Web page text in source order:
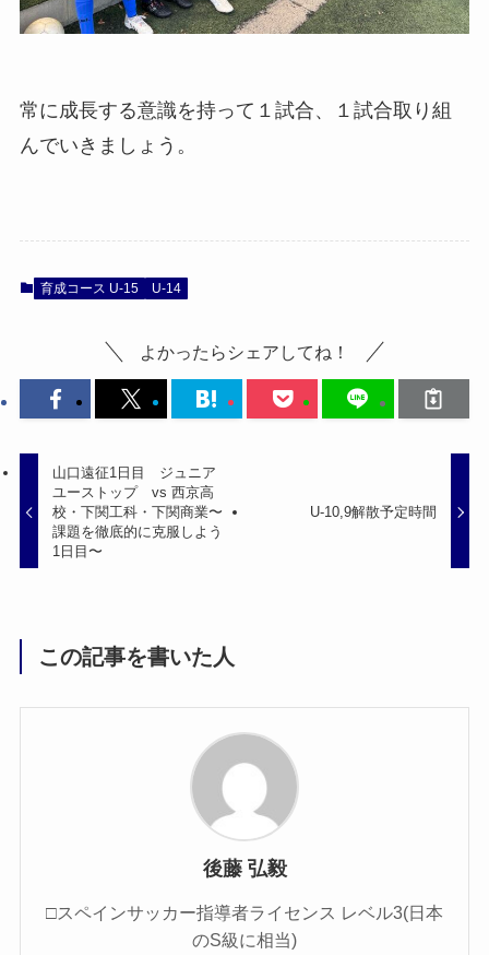
常に成長する意識を持って１試合、１試合取り組
んでいきましょう。
育成コース U-15 U-14
よかったらシェアしてね！
山口遠征1日目 ジュニア
ユーストップ vs 西京高
校・下関工科・下関商業〜
課題を徹底的に克服しよう
1日目〜
U-10,9解散予定時間
この記事を書いた人
後藤 弘毅
□スペインサッカー指導者ライセンス レベル3(日本
のS級に相当)